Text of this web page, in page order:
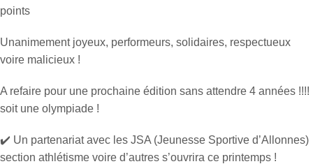
points
Unanimement joyeux, performeurs, solidaires, respectueux
voire malicieux !
A refaire pour une prochaine édition sans attendre 4 années !!!!
soit une olympiade !
✔️ Un partenariat avec les JSA (Jeunesse Sportive d’Allonnes)
section athlétisme voire d’autres s’ouvrira ce printemps !